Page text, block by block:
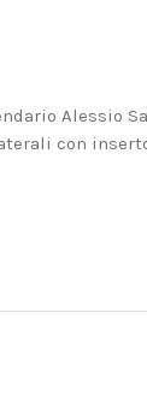
Alessio
con